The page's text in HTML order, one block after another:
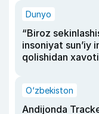
Dunyo
“Biroz
insoniyat sun’iy
qolishidan
O‘zbekiston
Andijonda